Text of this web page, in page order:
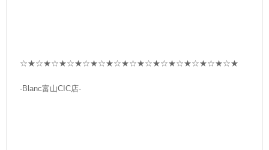
☆★☆★☆★☆★☆★☆★☆★☆★☆★☆★☆★☆★☆★☆★
-Blanc富山CIC店-